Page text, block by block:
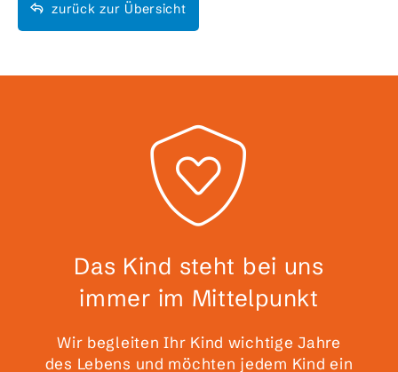
zurück zur Übersicht
Das Kind steht bei uns
immer im Mittelpunkt
Wir begleiten Ihr Kind wichtige Jahre
des Lebens und möchten jedem Kind ein